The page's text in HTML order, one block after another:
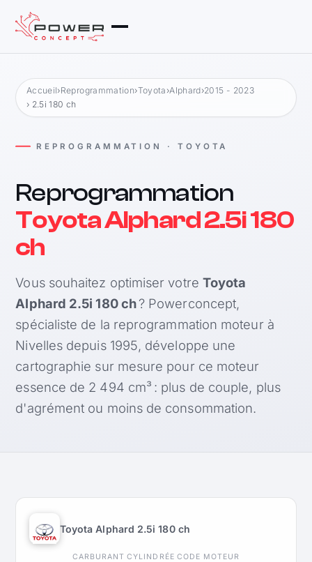
Accueil›Reprogrammation›Toyota ›Alphard›2015 - 2023
› 2.5i 180 ch
REPROGRAMMATION · TOYOTA
Reprogrammation
Toyota Alphard 2.5i 180
ch
Vous souhaitez optimiser votre Toyota
Alphard 2.5i 180 ch? Powerconcept,
spécialiste de la reprogrammation moteur à
Nivelles depuis 1995, développe une
cartographie sur mesure pour ce moteur
essence de 2 494 cm³ : plus de couple, plus
d'agrément ou moins de consommation.
Toyota Alphard 2.5i 180 ch
CARBURANT CYLINDRÉE CODE MOTEUR